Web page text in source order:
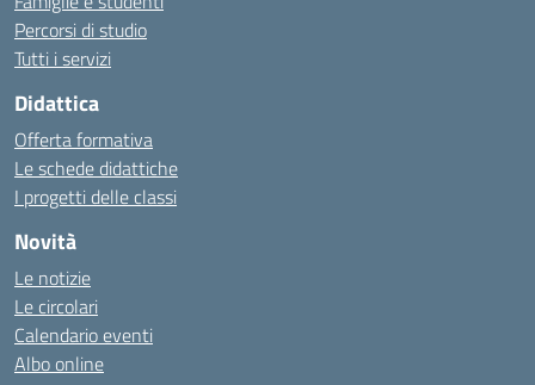
Percorsi di studio
Tutti i servizi
Didattica
Offerta formativa
Le schede didattiche
I progetti delle classi
Novità
Le notizie
Le circolari
Calendario eventi
Albo online